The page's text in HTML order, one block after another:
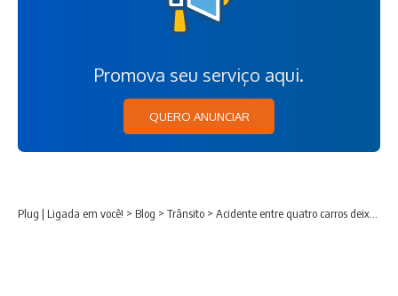
Promova seu serviço aqui.
QUERO ANUNCIAR
Plug | Ligada em você! > Blog > Trânsito > Acidente entre quatro carros deixa três mortos e dois feridos na BR-277; bebê não resistiu